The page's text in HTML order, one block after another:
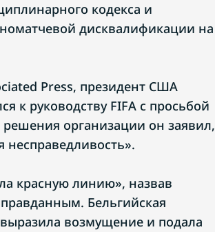
кодекса и
дисквалификации на
Press, президент США
к руководству FIFA с просьбой
организации он заявил,
красную линию», назвав
Бельгийская
возмущение и подала